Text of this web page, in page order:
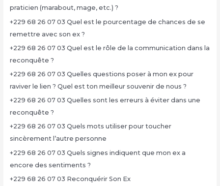
praticien (marabout, mage, etc.) ?
+229 68 26 07 03 Quel est le pourcentage de chances de se
remettre avec son ex ?
+229 68 26 07 03 Quel est le rôle de la communication dans la
reconquête ?
+229 68 26 07 03 Quelles questions poser à mon ex pour
raviver le lien ? Quel est ton meilleur souvenir de nous ?
+229 68 26 07 03 Quelles sont les erreurs à éviter dans une
reconquête ?
+229 68 26 07 03 Quels mots utiliser pour toucher
sincèrement l’autre personne
+229 68 26 07 03 Quels signes indiquent que mon ex a
encore des sentiments ?
+229 68 26 07 03 Reconquérir Son Ex